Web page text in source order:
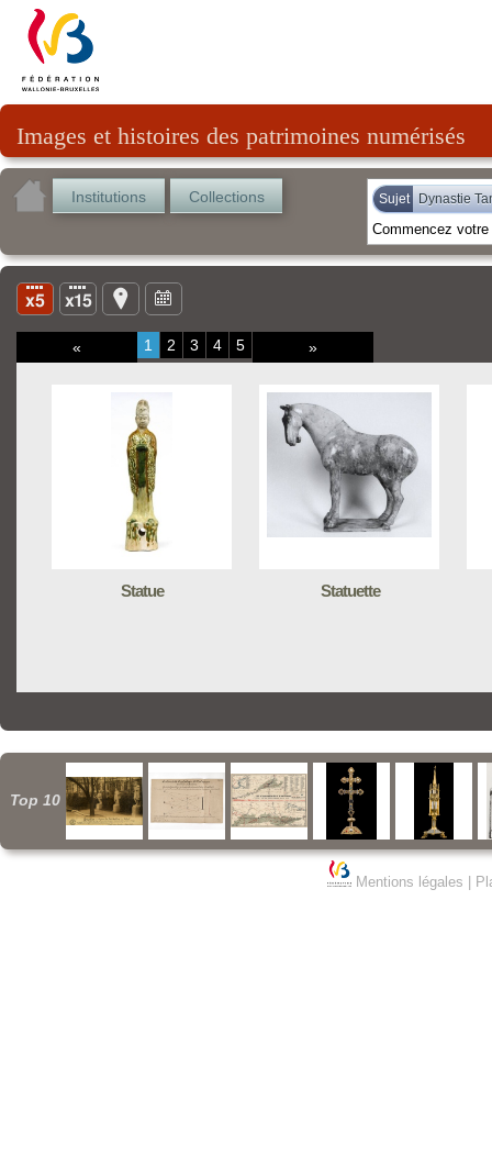
Images et histoires des patrimoines numérisés
Institutions Collections Sujet Dynastie
« 1 2 3 4 5 »
Statue Statuette
Top 10
Mentions légales